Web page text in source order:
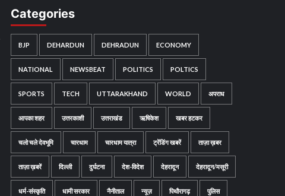
Categories
BJP DEHARDUN DEHRADUN ECONOMY
NATIONAL NEWSBEAT POLITICS POLTICS
SPORTS TECH UTTARAKHAND WORLD अपराध
आपका शहर उत्तरकाशी उत्तराखंड ऋषिकेश खबर हटकर
चलो चले देवभूमि चारधाम चारधाम यात्रा ट्रेंडिंग खबरें ताज़ा ख़बर
ताज़ा ख़बरें दिल्ली दुर्घटना देश-विदेश देहरादून देहरादून/मसूरी
धर्म-संस्कृति धामी सरकार नैनीताल न्यूज़ पिथौरागढ़ पुलिस